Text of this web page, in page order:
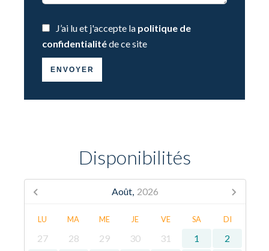
J’ai lu et j'accepte la politique de
confidentialitéde ce site
ENVOYER
Disponibilités
Août, 2026
LU MA ME JE VE SA DI
27 28 29 30 31 1
2